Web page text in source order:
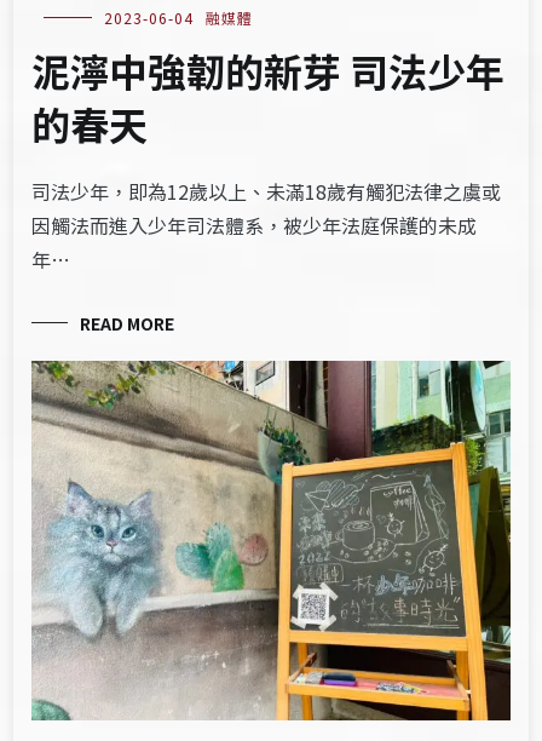
2023-06-04 融媒體
泥濘中強韌的新芽 司法少年
的春天
司法少年，即為12歲以上、未滿18歲有觸犯法律之虞或
因觸法而進入少年司法體系，被少年法庭保護的未成
年…
READ MORE